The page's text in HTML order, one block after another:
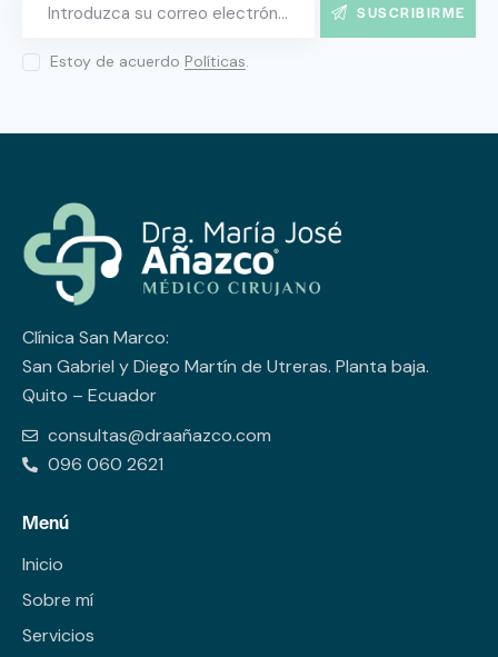
SUSCRIBIRME
Estoy de acuerdo Políticas.
Clínica San Marco:
San Gabriel y Diego Martín de Utreras. Planta baja.
Quito – Ecuador
consultas@draañazco.com
096 060 2621
Menú
Inicio
Sobre mí
Servicios